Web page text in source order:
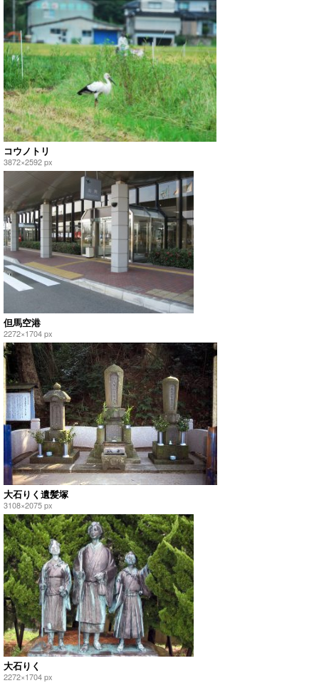
コウノトリ
3872×2592 px
但馬空港
2272×1704 px
大石りく遺髪塚
3108×2075 px
大石りく
2272×1704 px